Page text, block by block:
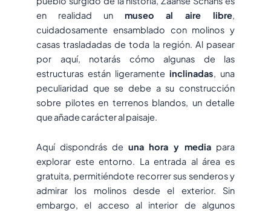
en realidad un museo al aire libre,
cuidadosamente ensamblado con molinos y
casas trasladadas de toda la región. Al pasear
por aquí, notarás cómo algunas de las
estructuras están ligeramente inclinadas, una
peculiaridad que se debe a su construcción
sobre pilotes en terrenos blandos, un detalle
que añade carácter al paisaje.
Aquí dispondrás de una hora y media para
explorar este entorno. La entrada al área es
gratuita, permitiéndote recorrer sus senderos y
admirar los molinos desde el exterior. Sin
embargo, el acceso al interior de algunos